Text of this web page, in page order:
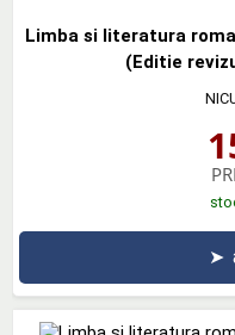
Limba si literatura
(Editie
➤